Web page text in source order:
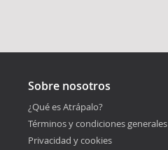
Sobre nosotros
¿Qué es Atrápalo?
Términos y condiciones generales
Privacidad y cookies